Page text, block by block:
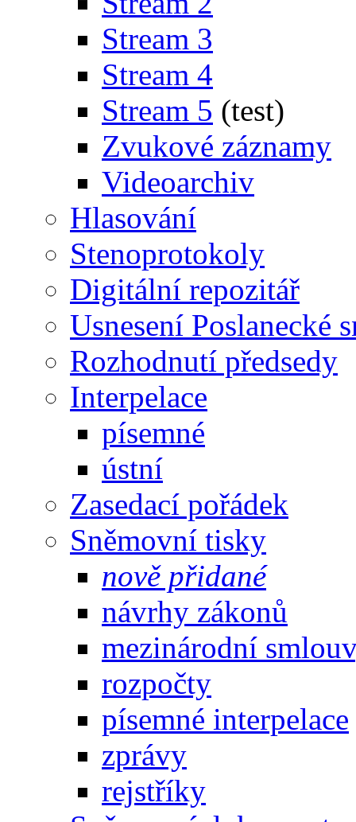
Stream 3
Stream 4
Stream 5 (test)
Zvukové záznamy
Videoarchiv
Hlasování
Stenoprotokoly
Digitální repozitář
Usnesení Poslanecké
Rozhodnutí předsedy
Interpelace
písemné
ústní
Zasedací pořádek
Sněmovní tisky
nově přidané
návrhy zákonů
mezinárodní
rozpočty
písemné interpelace
zprávy
rejstříky